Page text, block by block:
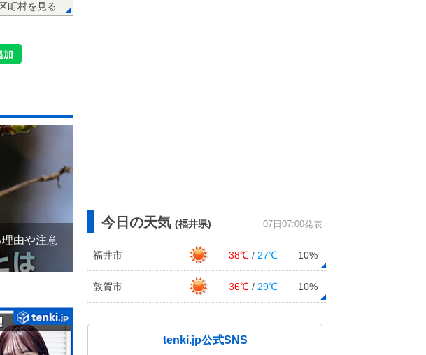
町村を見る
由や注意
今日の天気 (福井県) 07日07:00発表
福井市 38℃ / 27℃ 10%
敦賀市 36℃ / 29℃ 10%
tenki.jp公式SNS